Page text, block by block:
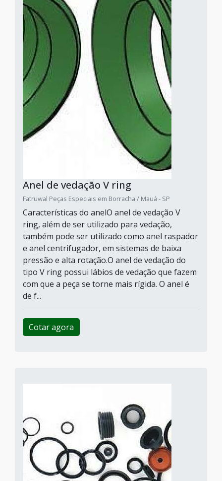
Anel de vedação V ring
Fatruwal Peças Especiais em Borracha / Mauá - SP
Características do anelO anel de vedação V
ring, além de ser utilizado para vedação,
também pode ser utilizado como anel raspador
e anel centrifugador, em sistemas de baixa
pressão e alta rotação.O anel de vedação do
tipo V ring possui lábios de vedação que fazem
com que a peça se torne mais rígida. O anel é
de f...
Cotar agora